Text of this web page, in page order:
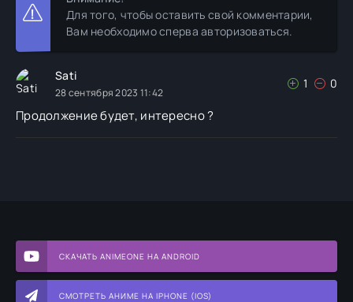
СКАЧАТЬ ANIMEONE НА ANDROID
СМОТРЕТЬ АНИМЕ НА IPHONE (IOS)
Для того, чтобы оставить свой комментарии,
Вам необходимо сперва авторизоваться.
Sati
28 сентября 2023 11:42
1 0
Продолжение будет, интересно ?